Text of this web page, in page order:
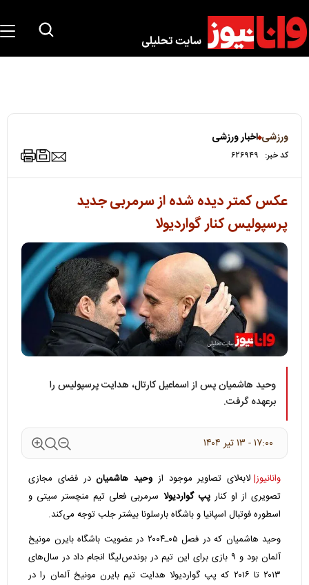
ورزشی اخبار ورزشی
کد خبر: ۶۲۶۹۴۹
عکس کمتر دیده شده از سرمربی جدید
پرسپولیس کنار گواردیولا
وحید هاشمیان پس از اسماعیل کارتال، هدایت پرسپولیس را
برعهده گرفت.
۱۷:۰۰ - ۱۳ تير ۱۴۰۴
وانانیوز| لابه‌لای تصاویر موجود از وحید هاشمیاندر فضای مجازی
تصویری از او کنارپپ گواردیولا سرمربی فعلی تیم منچستر سیتی و
اسطوره فوتبال اسپانیا و باشگاه بارسلونا بیشتر جلب توجه می‌کند.
وحید هاشمیان که در فصل ۰۵ـ۲۰۰۴ در عضویت باشگاه بایرن مونیخ
آلمان بود و ۹ بازی برای این تیم در بوندس‌لیگا انجام داد در سال‌های
۲۰۱۳ تا ۲۰۱۶ که پپ گواردیولا هدایت تیم بایرن مونیخ آلمان را در